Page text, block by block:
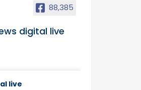
88,385
digital live
live